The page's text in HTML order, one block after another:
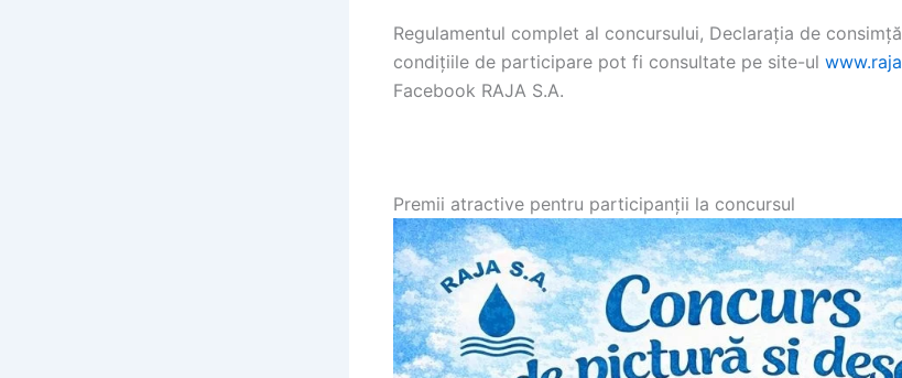
Regulamentul complet al concursului, Declarația de
condițiile de participare pot fi consultate pe site-ul
Facebook RAJA S.A.
Premii atractive pentru participanții la concursul